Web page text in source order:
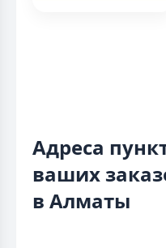
Адреса
ваших
в Алматы